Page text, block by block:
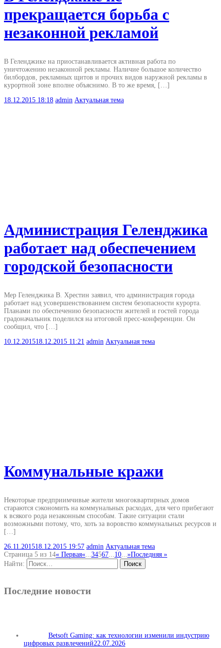
прекращается борьба с
незаконной рекламой
В Геленджике на приостанавливается активная работа по
уничтожению незаконной рекламы. Наличие большое количество
билбордов, рекламных щитов и прочих видов наружной рекламы в
курортной зоне вполне объяснимо. В то же время, […]
18.12.2015 18:18 admin Актуальная тема
Администрация Геленджика
работает над обеспечением
городской безопасности
Мер Геленджика В. Хрестин заявил, что администрация города
работает над усовершенствованием систем безопасности курорта.
Планами по обеспечению безопасности жителей и гостей города
градоначальник поделился на итоговой пресс-конференции. Он
сообщил, что […]
10.12.201518.12.2015 11:21 admin Актуальная тема
Коммунальные кражи
Некоторые предприимчивые жители многоквартирных домов
стараются сэкономить на коммунальных расходах, для чего прибегают
к всякого рода незаконным способам. Такие ситуации стали
возможными потому, что, хоть за воровство коммунальных ресурсов и
[…]
26.11.201518.12.2015 19:57 admin Актуальная тема
Страница 5 из 14« Первая« 34567 10 »Последняя »
Найти:
Последние новости
Betsoft Gaming: как технологии изменили индустрию
цифровых развлечений22.07.2026